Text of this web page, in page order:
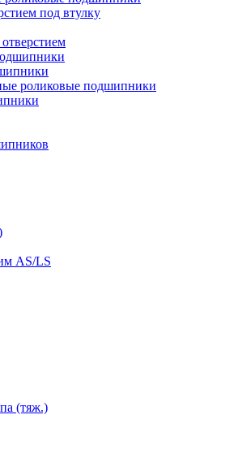
под втулку
роликовые подшипники
AS/LS
(тяж.)